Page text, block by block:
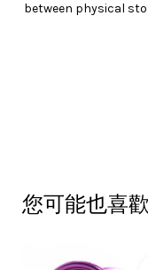
between physical
您可能也喜歡